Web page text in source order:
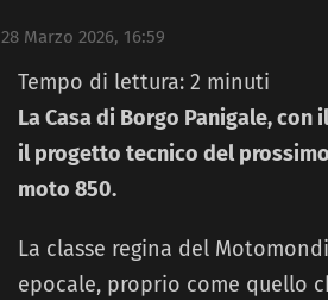
28 Marzo 2026, 16:59
Tempo di lettura: 2 minuti
La Casa di Borgo Panigale,
il progetto tecnico del
moto 850.
La classe regina del
epocale, proprio come quello